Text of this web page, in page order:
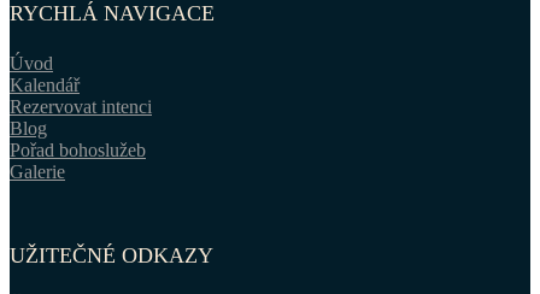
RYCHLÁ NAVIGACE
Úvod
Kalendář
Rezervovat intenci
Blog
Pořad bohoslužeb
Galerie
UŽITEČNÉ ODKAZY